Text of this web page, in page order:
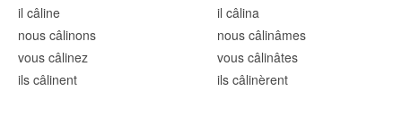
il câline
nous câlinons
vous câlinez
ils câlinent
il câlina
nous câlinâmes
vous câlinâtes
ils câlinèrent